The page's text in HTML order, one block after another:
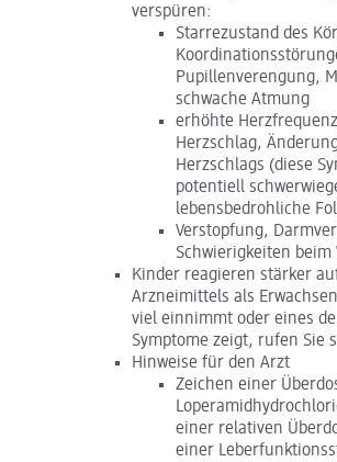
verspüren:
Starrezustand des
Pupillenverengung,
schwache Atmung
erhöhte
Herzschlag,
Herzschlags (diese
potentiell
lebensbedrohliche
Verstopfung,
Schwierigkeiten beim
Kinder reagieren stärker
Arzneimittels als
viel einnimmt oder eines
Symptome zeigt, rufen Sie
Hinweise für den Arzt
Zeichen einer
einer relativen
einer